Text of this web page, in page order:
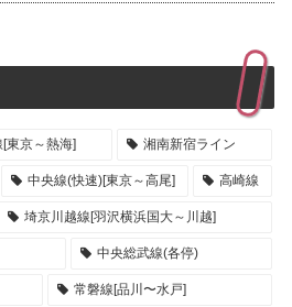
東京～熱海] 湘南新宿ライン
中央線(快速)[東京～高尾] 高崎線
埼京川越線[羽沢横浜国大～川越]
中央総武線(各停)
常磐線[品川〜水戸]